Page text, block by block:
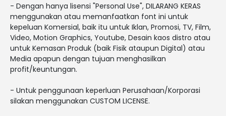
- Dengan hanya lisensi "Personal Use", DILARANG KERAS
menggunakan atau memanfaatkan font ini untuk
kepeluan Komersial, baik itu untuk Iklan, Promosi, TV, Film,
Video, Motion Graphics, Youtube, Desain kaos distro atau
untuk Kemasan Produk (baik Fisik ataupun Digital) atau
Media apapun dengan tujuan menghasilkan
profit/keuntungan.
- Untuk penggunaan keperluan Perusahaan/Korporasi
silakan menggunakan CUSTOM LICENSE.